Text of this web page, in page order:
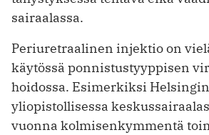
sairaalassa.
Periuretraalinen injektio on
käytössä ponnistustyyppisen
hoidossa. Esimerkiksi Helsingin
yliopistollisessa
vuonna kolmisenkymmentä